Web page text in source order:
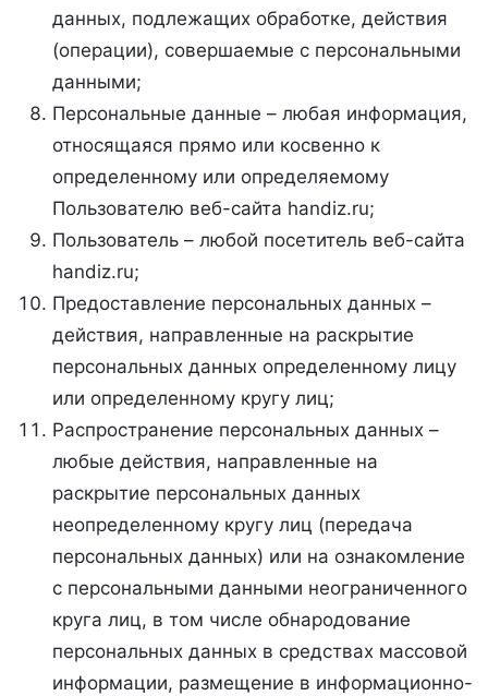
данных, подлежащих обработке, действия
(операции), совершаемые с персональными
данными;
Персональные данные – любая информация,
относящаяся прямо или косвенно к
определенному или определяемому
Пользователю веб-сайта handiz.ru;
Пользователь – любой посетитель веб-сайта
handiz.ru;
Предоставление персональных данных –
действия, направленные на раскрытие
персональных данных определенному лицу
или определенному кругу лиц;
Распространение персональных данных –
любые действия, направленные на
раскрытие персональных данных
неопределенному кругу лиц (передача
персональных данных) или на ознакомление
с персональными данными неограниченного
круга лиц, в том числе обнародование
персональных данных в средствах массовой
информации, размещение в информационно-